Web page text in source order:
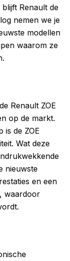
Renault de
nemen we je
modellen
waarom ze
Renault ZOE
op de markt.
is de ZOE
Wat deze
nieuwste
en een
waardoor